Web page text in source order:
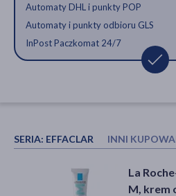
Automaty DHL i punkty POP
Automaty i punkty odbioru GLS
InPost Paczkomat 24/7
SERIA: EFFACLAR INNI
La
Biome,
La
M, krem